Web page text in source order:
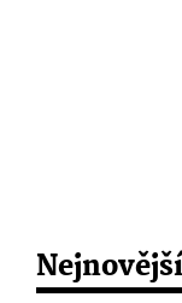
Nejnovější